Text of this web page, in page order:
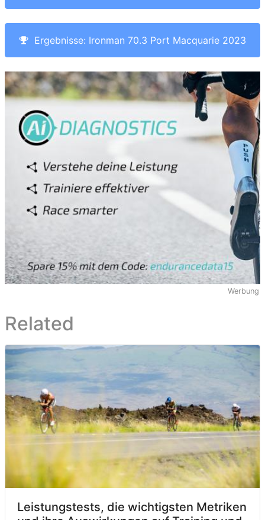
Ergebnisse: Ironman 70.3 Port Macquarie 2023
Werbung
Related
Leistungstests, die wichtigsten Metriken